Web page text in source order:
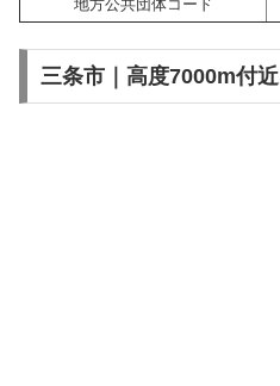
地方公共団体コード
三条市｜高度7000m付近